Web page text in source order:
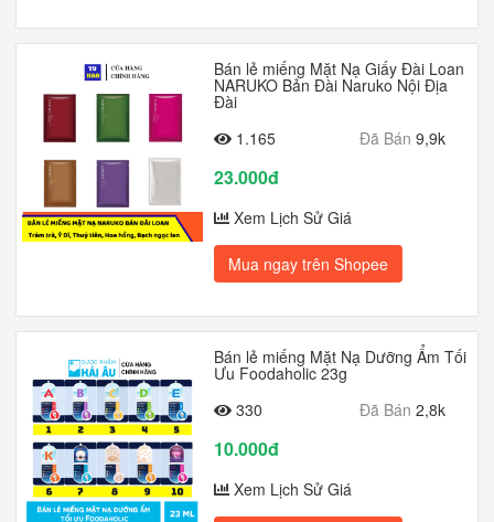
Bán lẻ miếng Mặt Nạ Giấy Đài Loan
NARUKO Bản Đài Naruko Nội Địa
Đài
1.165
Đã Bán 9,9k
23.000đ
Xem Lịch Sử Giá
Mua ngay trên Shopee
Bán lẻ miếng Mặt Nạ Dưỡng Ẩm Tối
Ưu Foodaholic 23g
330
Đã Bán 2,8k
10.000đ
Xem Lịch Sử Giá